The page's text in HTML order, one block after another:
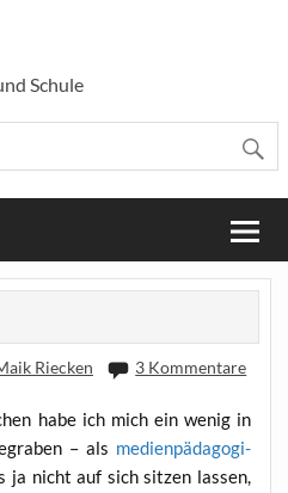
Schule
Riecken 3 Kommentare
habe ich mich ein wenig in
– als medi­en­päd­ago­gi­
ja nicht auf sich sit­zen las­sen,